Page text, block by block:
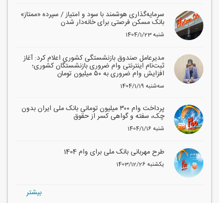
سرمایه‌گذاری هوشمند با سود و امتیاز / سپرده «ممتاز»
بانک مسکن فرصتی برای خانه‌دار شدن
1404/1/23 شنبه
مدیرعامل صندوق بازنشستگی کشوری اعلام کرد: آغاز
ثبت‌نام اینترنتی وام ضروری بازنشستگان کشوری؛
افزایش وام ضروری به ۵۰ میلیون تومان
1404/1/19 سه‌شنبه
پرداخت وام ۳۰۰ میلیون تومانی بانک ملی ایران بدون
چک، سفته و گواهی کسر از حقوق
1404/1/16 شنبه
طرح مهربانی بانک ملی برای وام 1404
1403/12/26 یکشنبه
بيشتر